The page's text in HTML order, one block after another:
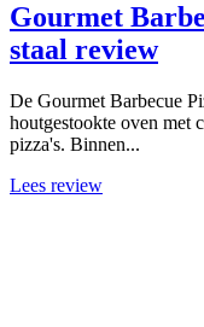
Gourmet
staal review
De Gourmet Barbecue
houtgestookte oven met
pizza's. Binnen...
Lees review